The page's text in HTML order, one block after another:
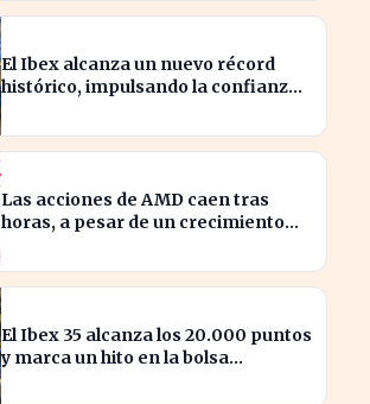
El Ibex alcanza un nuevo récord
histórico, impulsando la confianza
Las acciones de AMD caen tras
horas, a pesar de un crecimiento
El Ibex 35 alcanza los 20.000 puntos
y marca un hito en la bolsa